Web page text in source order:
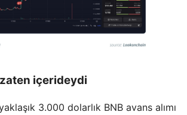
içerideydi
3.000 dolarlık BNB avans alımı